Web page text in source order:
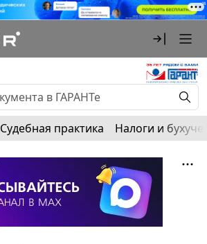
Судебная практика Налоги и